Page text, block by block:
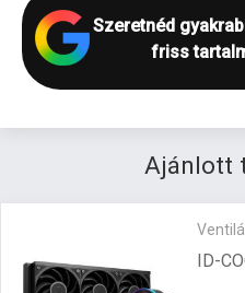
Szeretnéd
friss
Ajánlott
ID-